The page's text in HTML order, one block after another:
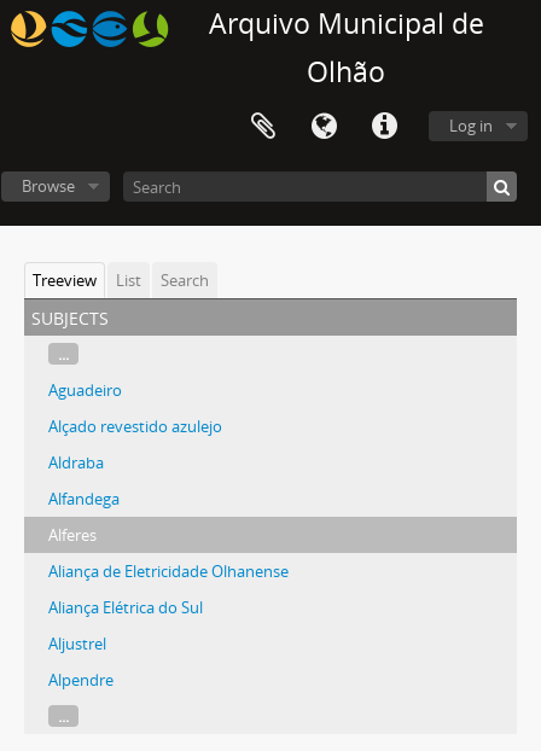
Arquivo Municipal de
Olhão
Log in
Browse
Treeview List Search
subjects
...
Aguadeiro
Alçado revestido azulejo
Aldraba
Alfandega
Alferes
Aliança de Eletricidade Olhanense
Aliança Elétrica do Sul
Aljustrel
Alpendre
...